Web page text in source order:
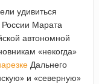
удивиться
Марата
автономной
«некогда»
Дальнего
и «северную»